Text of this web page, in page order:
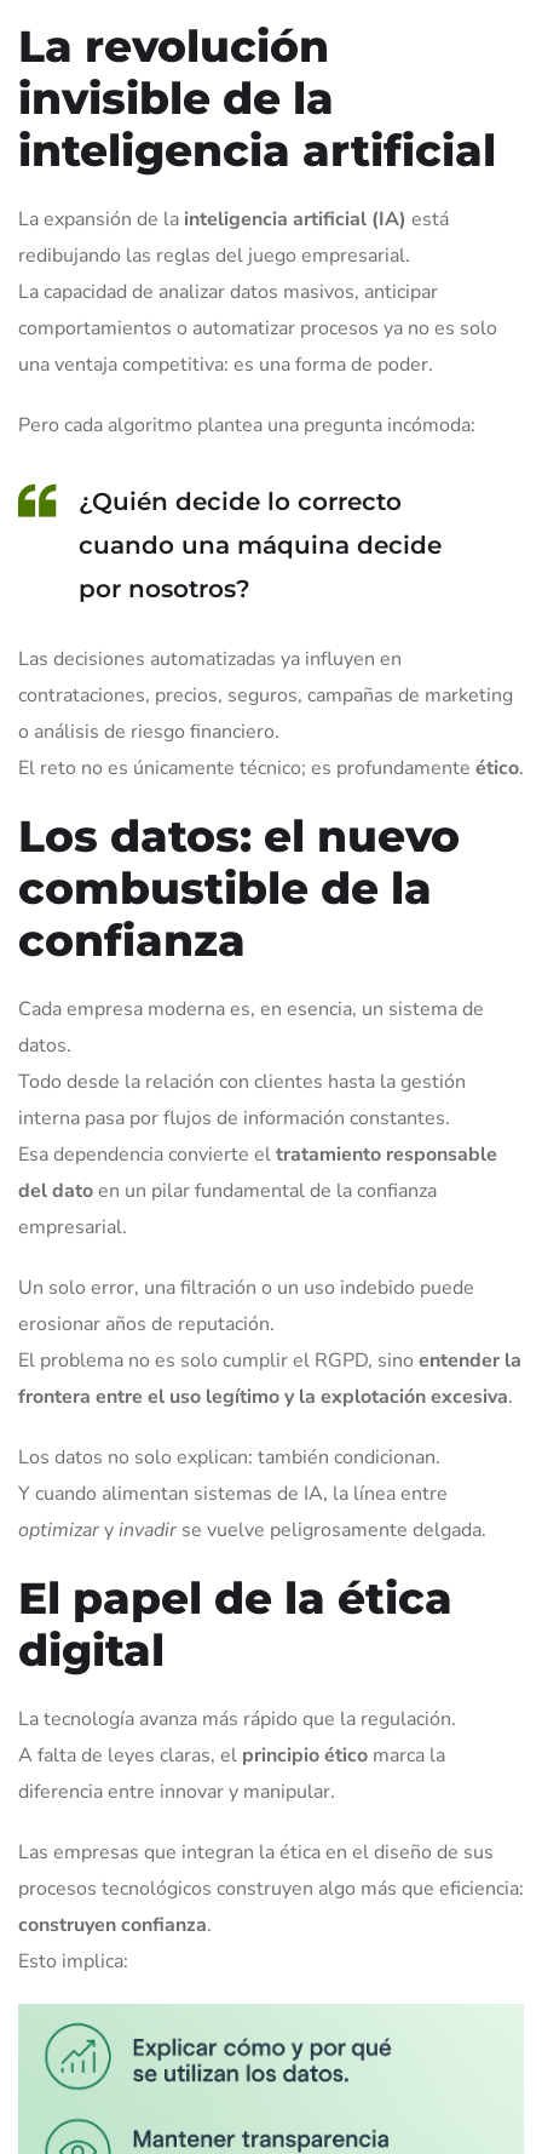
La revolución
invisible de la
inteligencia artificial
La expansión de la inteligencia artificial (IA) está
redibujando las reglas del juego empresarial.
La capacidad de analizar datos masivos, anticipar
comportamientos o automatizar procesos ya no es solo
una ventaja competitiva: es una forma de poder.
Pero cada algoritmo plantea una pregunta incómoda:
¿Quién decide lo correcto
cuando una máquina decide
por nosotros?
Las decisiones automatizadas ya influyen en
contrataciones, precios, seguros, campañas de marketing
o análisis de riesgo financiero.
El reto no es únicamente técnico; es profundamente ético.
Los datos: el nuevo
combustible de la
confianza
Cada empresa moderna es, en esencia, un sistema de
datos.
Todo desde la relación con clientes hasta la gestión
interna pasa por flujos de información constantes.
Esa dependencia convierte eltratamiento responsable
del datoen un pilar fundamental de la confianza
empresarial.
Un solo error, una filtración o un uso indebido puede
erosionar años de reputación.
El problema no es solo cumplir el RGPD, sino entender la
frontera entre el uso legítimo y la explotación excesiva.
Los datos no solo explican: también condicionan.
Y cuando alimentan sistemas de IA, la línea entre
optimizaryinvadir se vuelve peligrosamente delgada.
El papel de la ética
digital
La tecnología avanza más rápido que la regulación.
A falta de leyes claras, el principio ético marca la
diferencia entre innovar y manipular.
Las empresas que integran la ética en el diseño de sus
procesos tecnológicos construyen algo más que eficiencia:
construyen confianza.
Esto implica: